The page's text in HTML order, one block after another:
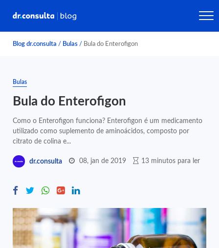
Blog dr.consulta / Bulas / Bula do Enterofigon
Bulas
Bula do Enterofigon
Como o Enterofigon funciona? Enterofigon é um medicamento
utilizado como suplemento de aminoácidos, composto por
citrato de colina e...
dr.consulta 08, jan de 2019 13 minutos para ler